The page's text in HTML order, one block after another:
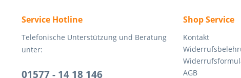
Service Hotline
Telefonische Unterstützung und Beratung
unter:
01577 - 14 18 146
Shop Service
Kontakt
AGB